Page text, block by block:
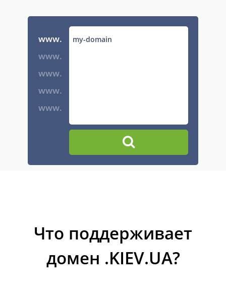
www.
www.
www.
www.
www.
Что поддерживает
домен .KIEV.UA?